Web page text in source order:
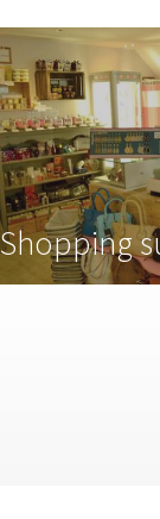
Shopping